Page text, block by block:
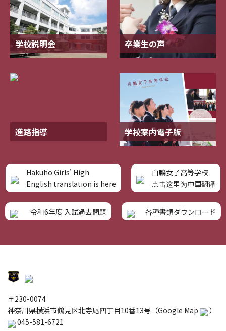
学校説明会 卒業生の声
進路指導 学校案内電子版
Hakuho Girls’ High
English translation is here
白鵬女子高等学校
点击这里为中国翻译
令和6年度 入試過去問題 各種書類ダウンロード
〒230-0074
神奈川県横浜市鶴見区北寺尾四丁目10番13号（Google Map
）
045-581-6721